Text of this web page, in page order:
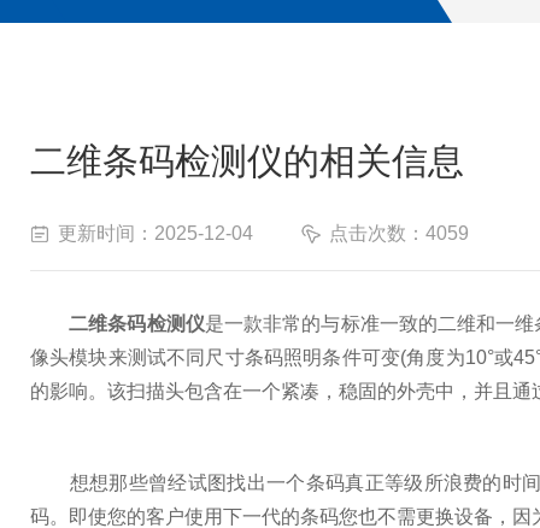
二维条码检测仪的相关信息
更新时间：2025-12-04 点击次数：4059
二维条码检测仪是一款非常的与标准一致的二维和一
像头模块来测试不同尺寸条码照明条件可变(角度为10°或
的影响。该扫描头包含在一个紧凑，稳固的外壳中，并且
想想那些曾经试图找出一个条码真正等级所浪费的时间
码。即使您的客户使用下一代的条码您也不需更换设备，